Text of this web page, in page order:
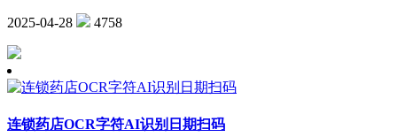
2025-04-28 4758
连锁药店OCR字符AI识别日期扫码